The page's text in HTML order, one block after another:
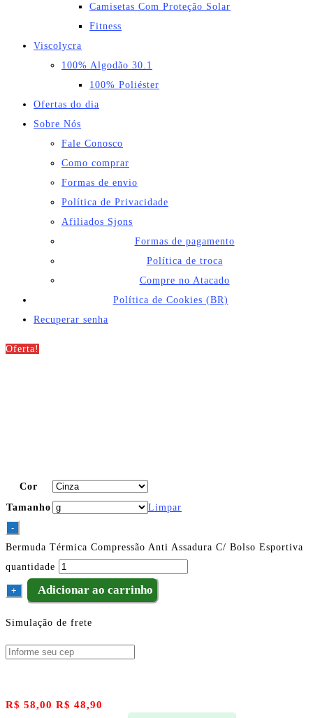
Camisetas Com Proteção Solar
Fitness
Viscolycra
100% Algodão 30.1
100% Poliéster
Ofertas do dia
Sobre Nós
Fale Conosco
Como comprar
Formas de envio
Política de Privacidade
Afiliados Sjons
Formas de pagamento
Política de troca
Compre no Atacado
Política de Cookies (BR)
Recuperar senha
Oferta!
Cor
Tamanho
Limpar
-
Bermuda Térmica Compressão Anti Assadura C/ Bolso Esportiva
quantidade
+ Adicionar ao carrinho
Simulação de frete
R$ 58,00 R$ 48,90